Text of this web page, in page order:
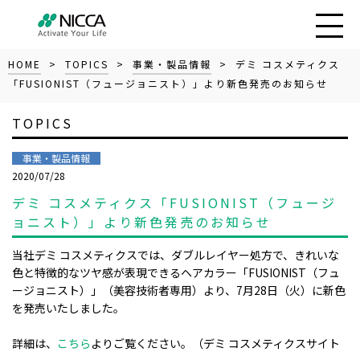
HOME > TOPICS > 事業・製品情報
> デミ コスメティクス
「FUSIONIST（フュージョニスト）」より新色発売のお知らせ
TOPICS
事業・製品情報
2020/07/28
デミ コスメティクス「FUSIONIST（フュージ
ョニスト）」より新色発売のお知らせ
当社デミ コスメティクスでは、ダブルレイヤー処方で、きれいな
色と特徴的なツヤ感が表現できるヘアカラー「FUSIONIST （フュ
ージョニスト）」（美容技術者専用）より、 7月28日（火）に新色
を発売いたしました。
詳細は、 こちら よりご覧ください。（デミ コスメティクスサイト